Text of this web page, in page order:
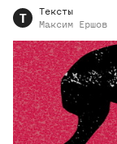
Т
Тексты
Максим
Ершов